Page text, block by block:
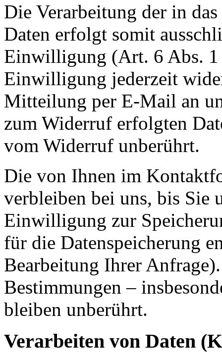
Die Verarbeitung der in
Daten erfolgt somit
Einwilligung (Art. 6 Abs. 1
Einwilligung jederzeit
Mitteilung per E-Mail an
zum Widerruf erfolgten
vom Widerruf unberührt.
Die von Ihnen im
verbleiben bei uns, bis Sie
Einwilligung zur
für die Datenspeicherung
Bearbeitung Ihrer
Bestimmungen –
bleiben unberührt.
Verarbeiten von Daten